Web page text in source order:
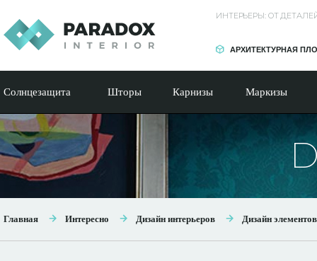
ИНТЕРЬЕРЫ: ОТ
АРХИТЕКТУРНАЯ
Солнцезащита Шторы Карнизы Маркизы
Главная Интересно Дизайн интерьеров Дизайн